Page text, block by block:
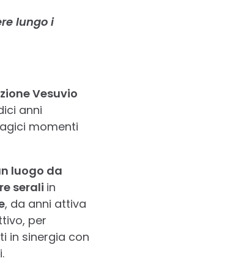
lungo i
Vesuvio
anni
momenti
luogo da
serali in
, da anni attiva
per
in sinergia con